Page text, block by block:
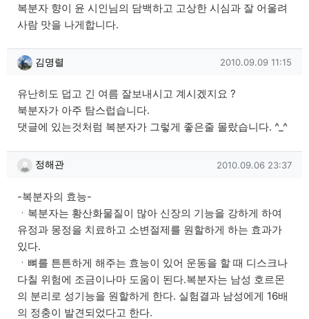
복분자 향이 윤 시인님의 담백하고 고상한 시심과 잘 어울려
사람 맛을 나게합니다.
김명렬님의 댓글
김명렬 작성일
2010.09.09 11:15
유난히도 덥고 긴 여름 잘보내시고 계시겠지요 ?
북분자가 아주 탐스럽습니다.
댓글에 있는것처럼 복분자가 그렇게 좋은줄 몰랐습니다. ^_^
정해관님의 댓글
정해관 작성일
2010.09.06 23:37
-복분자의 효능-
ㆍ복분자는 황산화물질이 많아 신장의 기능을 강하게 하여
유정과 몽정을 치료하고 소변절제를 원할하게 하는 효과가
있다.
ㆍ뼈를 튼튼하게 해주는 효능이 있어 운동을 할 때 디스크나
다칠 위험에 조금이나마 도움이 된다.복분자는 남성 호르몬
의 분리로 성기능을 원할하게 한다. 실험결과 남성에게 16배
의 정충이 발견되었다고 한다.